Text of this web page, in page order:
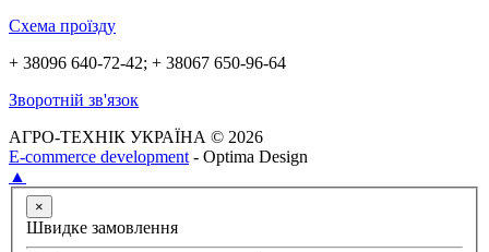
Схема проїзду
+ 38096 640-72-42; + 38067 650-96-64
Зворотній зв'язок
АГРО-ТЕХНІК УКРАЇНА © 2026
E-commerce development - Optima Design
▲
×
Швидке замовлення